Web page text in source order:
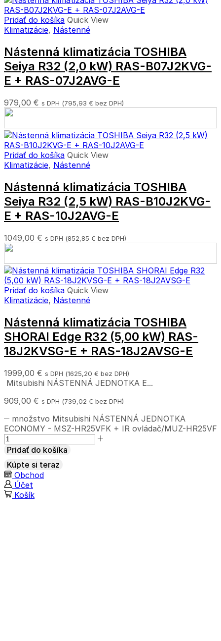
Pridať do košíka Quick View
Klimatizácie, Nástenné
Nástenná klimatizácia TOSHIBA
Seiya R32 (2,0 kW) RAS-B07J2KVG-
E + RAS-07J2AVG-E
979,00 € s DPH (795,93 € bez DPH)
Pridať do košíka Quick View
Klimatizácie, Nástenné
Nástenná klimatizácia TOSHIBA
Seiya R32 (2,5 kW) RAS-B10J2KVG-
E + RAS-10J2AVG-E
1049,00 € s DPH (852,85 € bez DPH)
Pridať do košíka Quick View
Klimatizácie, Nástenné
Nástenná klimatizácia TOSHIBA
SHORAI Edge R32 (5,00 kW) RAS-
18J2KVSG-E + RAS-18J2AVSG-E
1999,00 € s DPH (1625,20 € bez DPH)
Mitsubishi NÁSTENNÁ JEDNOTKA E...
909,00 € s DPH (739,02 € bez DPH)
množstvo Mitsubishi NÁSTENNÁ JEDNOTKA
ECONOMY - MSZ-HR25VFK + IR ovládač/MUZ-HR25VF
Pridať do košíka
Kúpte si teraz
Obchod
Účet
Košík